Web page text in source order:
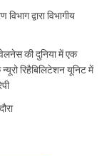
द्वारा विभागीय
की दुनिया में एक
रिहैबिलिटेशन यूनिट में